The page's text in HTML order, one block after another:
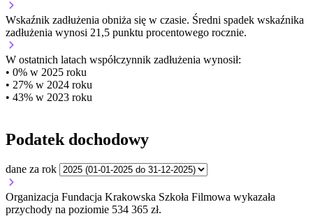
Wskaźnik zadłużenia obniża się w czasie. Średni spadek wskaźnika
zadłużenia wynosi 21,5 punktu procentowego rocznie.
W ostatnich latach współczynnik zadłużenia wynosił:
• 0% w 2025 roku
• 27% w 2024 roku
• 43% w 2023 roku
Podatek dochodowy
dane za rok
Organizacja Fundacja Krakowska Szkoła Filmowa wykazała
przychody na poziomie 534 365 zł.